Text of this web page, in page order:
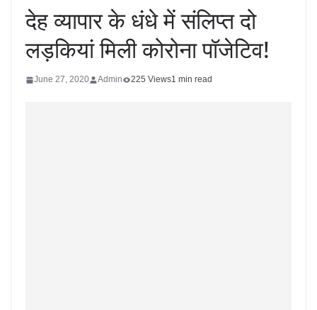
देह व्यापार के धंधे में संलिप्त दो
लड़कियां मिली कोरोना पॉजेटिव!
June 27, 2020 Admin 225 Views1 min read